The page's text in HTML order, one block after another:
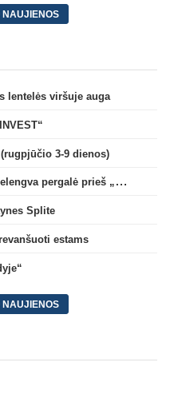
NAUJIENOS
lentelės viršuje auga
3-9 dienos)
Po dviejų M. Liužinaitės įvarčių – nelengva pergalė prieš „Bangą“
Splite
estams
NAUJIENOS